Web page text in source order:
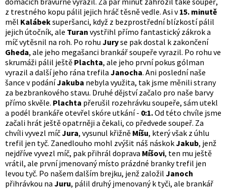
z trestného kopu pálil jejich hráč těsně vedle. Asi v15. minutě
měl Kalábeksuperšanci, když z bezprostřední blízkostí pálil
jejich útočník, ale Turan vystřihl přímo fantastický zákrok a
míč vytěsnil na roh. Po rohu Juryse pak dostal k zakončení
Gheda, ale jeho megašanci brankář soupeře vyrazil. Po rohu ve
skrumáži pálil ještě Plachta, ale jeho první pokus gólman
vyrazil a další jeho rána trefila Janocha. Ani poslední naše
šance v podáníJakuba nebyla využita, tak jsme měnili strany
za bezbrankového stavu. Druhé dějství začalo pro naše barvy
přímo skvěle. Plachta přerušil rozehrávku soupeře, sám utekl
a podél brankáře otevřel skóre utkání - 0:1.Od této chvíle jsme
začali hrát ještě opatrněji a čekali, co předvede soupeř. Za
chvíli vyvezl míčJura, vysunul křižně Míšu, který však z úhlu
trefil jen tyč. Zanedlouho mohl zvýšit náš náskokJakub, jenž
nejdříve vyvezl míč, pak přihrál doprava Míšovi, ten mu ještě
vrátil, ale první jmenovaný místo prázdné branky trefil jen
levou tyč. Po našem dalším brejku, jenž založil Janoch
přihrávkou na Juru, pálil druhý jmenovaný k tyči, ale brankář